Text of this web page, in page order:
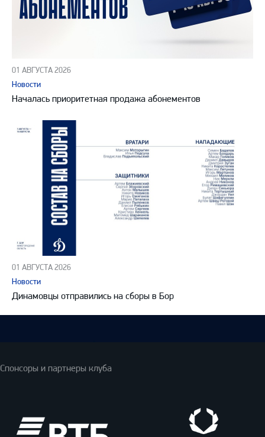
01 АВГУСТА 2026
Новости
Началась приоритетная продажа абонементов
01 АВГУСТА 2026
Новости
Динамовцы отправились на сборы в Бор
Спонсоры и партнеры клуба